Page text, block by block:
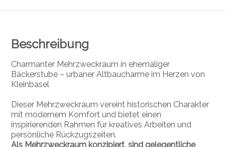
Beschreibung
Charmanter Mehrzweckraum in ehemaliger
Bäckerstube – urbaner Altbaucharme im Herzen von
Kleinbasel
Dieser Mehrzweckraum vereint historischen Charakter
mit modernem Komfort und bietet einen
inspirierenden Rahmen für kreatives Arbeiten und
persönliche Rückzugszeiten.
Als Mehrzweckraum konzipiert, sind gelegentliche